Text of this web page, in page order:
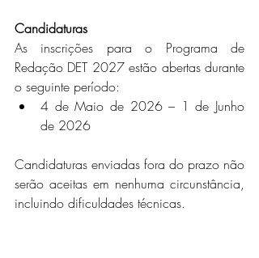
Candidaturas
As inscrições para o Programa de
Redação DET 2027 estão abertas durante
o seguinte período:
4 de Maio de 2026 – 1 de Junho
de 2026
Candidaturas enviadas fora do prazo não
serão aceitas em nenhuma circunstância,
incluindo dificuldades técnicas.